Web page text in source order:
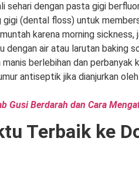
sehari dengan pasta gigi
gigi (dental floss) untuk
karena morning sickness,
dengan air atau larutan baking
manis berlebihan dan perbanyak
antiseptik jika dianjurkan
Gusi Berdarah dan Cara
Terbaik ke